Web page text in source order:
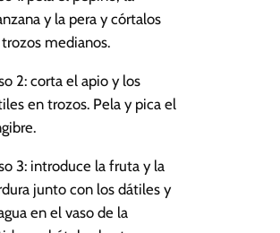
y la pera y córtalos
medianos.
2: corta el apio y los
en trozos. Pela y pica el
3: introduce la fruta y la
junto con los dátiles y
en el vaso de la